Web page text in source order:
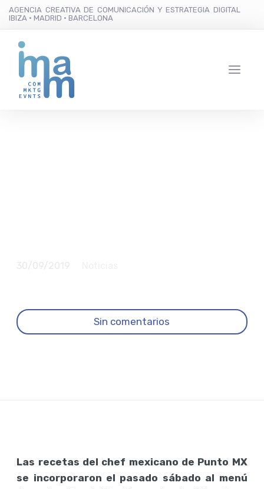
AGENCIA CREATIVA DE COMUNICACIÓN Y ESTRATEGIA DIGITAL
IBIZA · MADRID · BARCELONA
Sin comentarios
Las recetas del chef mexicano de Punto MX
se incorporaron el pasado sábado al menú